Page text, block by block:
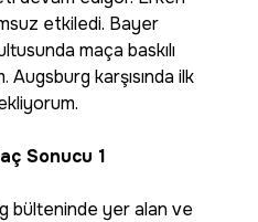
etkiledi. Bayer
maça baskılı
Augsburg karşısında ilk
Sonucu 1
bülteninde yer alan ve